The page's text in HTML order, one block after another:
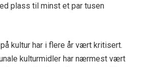
plass til minst et par tusen
kultur har i flere år vært kritisert.
kulturmidler har nærmest vært